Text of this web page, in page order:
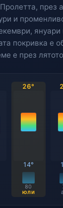
през
и
покривка е
е през
26°
14°
80
юли